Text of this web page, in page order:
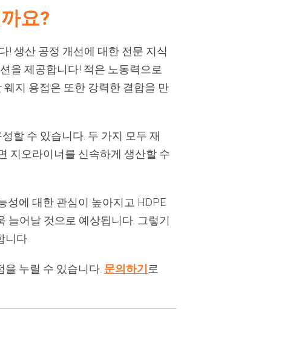
요?
! 생산 공정 개선에 대한 전문 지식
을 제공합니다! 적은 노동력으로
지 용접은 또한 강력한 결합을 만
할 수 있습니다. 두 가지 모두 재
지오라이너를 신속하게 생산할 수
성에 대한 관심이 높아지고 HDPE
늘어날 것으로 예상됩니다. 그렇기
니다.
누릴 수 있습니다. 문의하기 로